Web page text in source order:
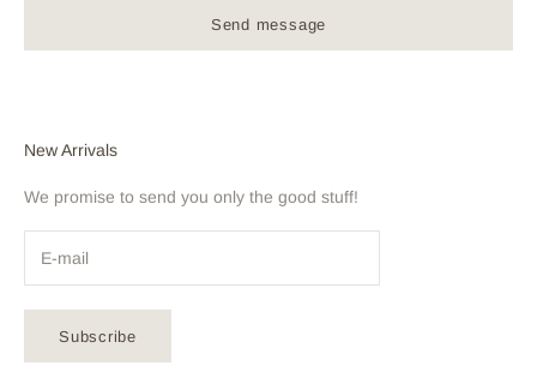
Send message
New Arrivals
We promise to send you only the good stuff!
Subscribe